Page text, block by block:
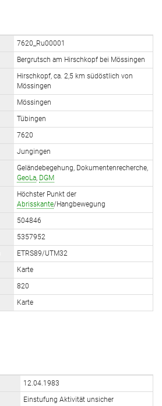
7620_Ru00001
Bergrutsch am Hirschkopf bei Mössingen
Hirschkopf, ca. 2,5 km südöstlich von
Mössingen
Mössingen
Tübingen
7620
Jungingen
Geländebegehung, Dokumentenrecherche,
GeoLa, DGM
Höchster Punkt der
Abrisskante/Hangbewegung
504846
5357952
ETRS89/UTM32
Karte
820
Karte
12.04.1983
Einstufung Aktivität unsicher